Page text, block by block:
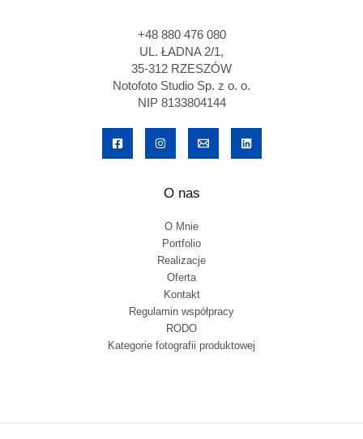
+48 880 476 080
UL. ŁADNA 2/1,
35-312 RZESZÓW
Notofoto Studio Sp. z o. o.
NIP 8133804144
O nas
O Mnie
Portfolio
Realizacje
Oferta
Kontakt
Regulamin współpracy
RODO
Kategorie fotografii produktowej